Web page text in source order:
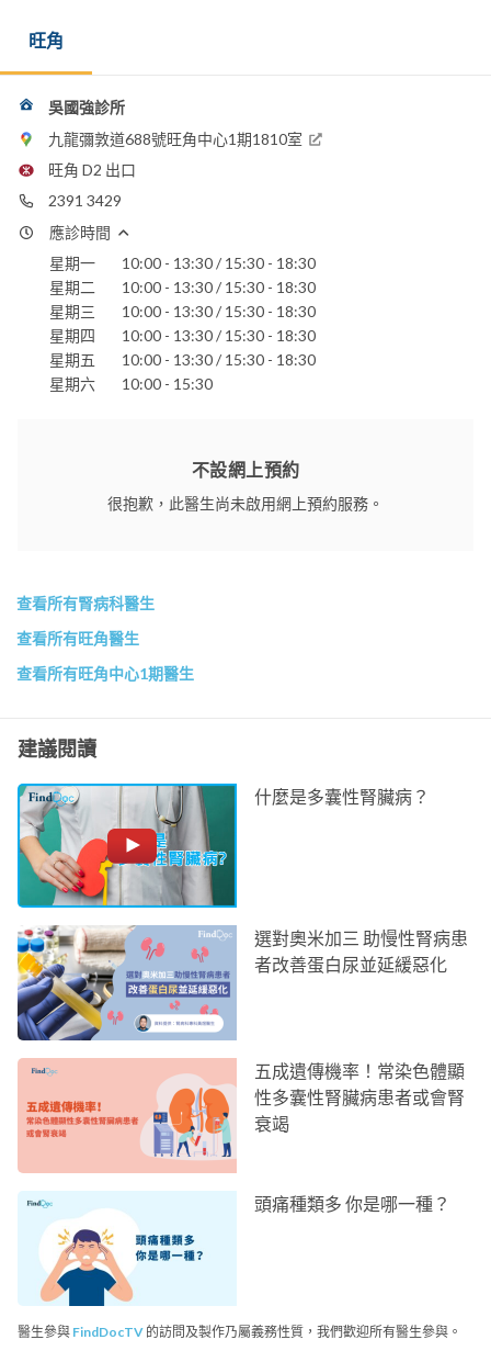
英國愛丁堡皇家內科醫學院榮授院士 2001
2391 3429
2608 3388
電郵：
香港浸信會醫院
仁安醫院
旺角
吳國強診所
九龍彌敦道688號旺角中心1期1810室
旺角 D2 出口
2391 3429
應診時間
星期一
10:00 - 13:30 / 15:30 - 18:30
星期二
10:00 - 13:30 / 15:30 - 18:30
星期三
10:00 - 13:30 / 15:30 - 18:30
星期四
10:00 - 13:30 / 15:30 - 18:30
星期五
10:00 - 13:30 / 15:30 - 18:30
星期六
10:00 - 15:30
不設網上預約
很抱歉，此醫生尚未啟用網上預約服務。
查看所有腎病科醫生
查看所有旺角醫生
查看所有旺角中心1期醫生
建議閱讀
什麼是多囊性腎臟病？
選對奧米加三 助慢性腎病患
者改善蛋白尿並延緩惡化
五成遺傳機率！常染色體顯
性多囊性腎臟病患者或會腎
衰竭
頭痛種類多 你是哪一種？
醫生參與 FindDocTV 的訪問及製作乃屬義務性質，我們歡迎所有醫生參與。